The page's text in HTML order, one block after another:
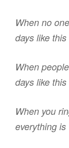
When no
days like this
When
days like this
When you
everything is